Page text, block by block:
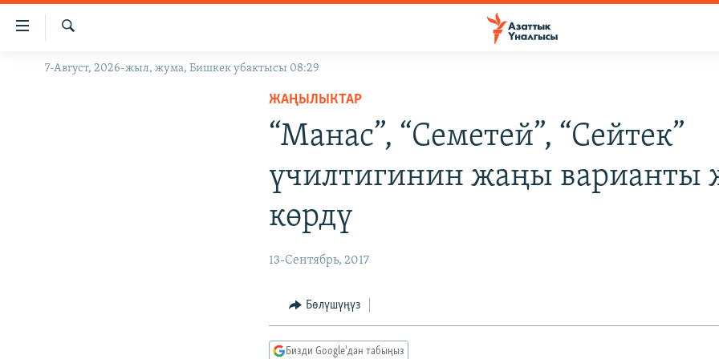
Линктер
Мазмунга
Навигацияга
ЖАҢЫЛЫКТАР
Издөө
7-Август, 2026-жыл, жума, Бишкек убактысы 08:29
ЖАҢЫЛЫКТАР
“Манас”, “Семетей”, “Сейтек”
үчилтигинин жаңы варианты
көрдү
13-Сентябрь, 2017
Бөлүшүңүз
Бизди Google'дан табыңыз